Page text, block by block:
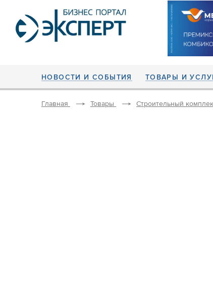
НОВОСТИ И СОБЫТИЯ ТОВАРЫ И
Главная Товары Строительный